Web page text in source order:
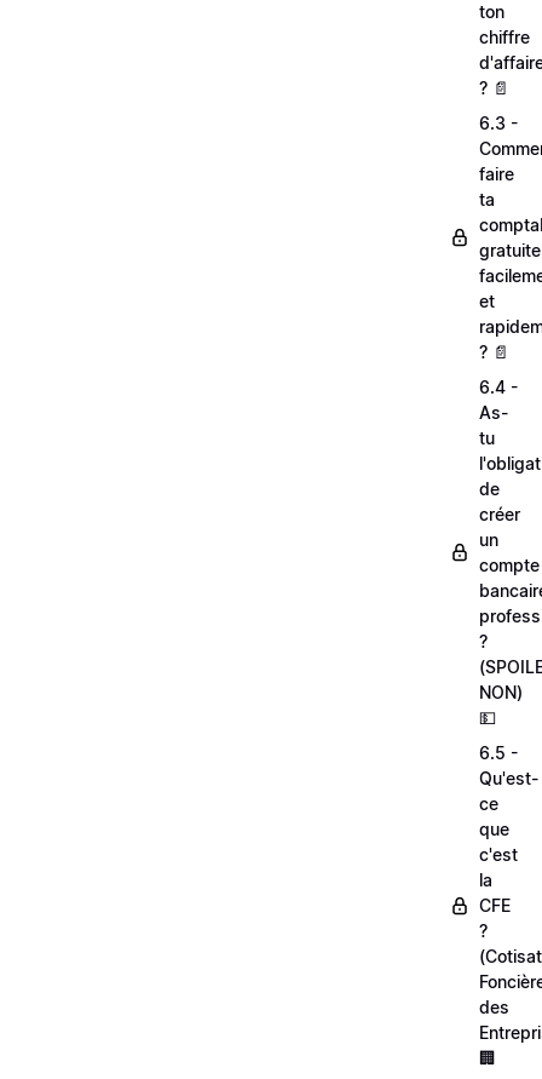
ton
chiffre
? 📄
6.3 -
faire
ta
et
? 📄
6.4 -
As-
tu
de
créer
un
compte
?
NON)
💵
6.5 -
Qu'est-
ce
que
c'est
la
CFE
?
des
🏢